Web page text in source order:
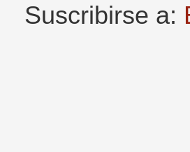
Suscribirse a: